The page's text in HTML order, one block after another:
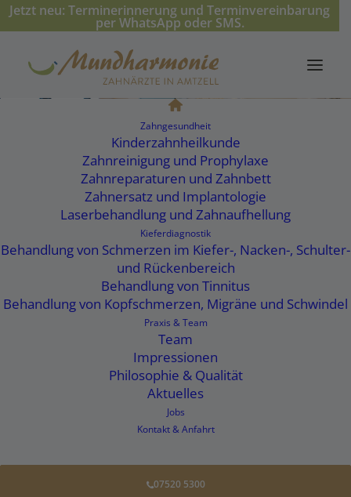
Jetzt neu: Terminerinnerung und Terminvereinbarung
per WhatsApp oder SMS.
Zahngesundheit
Kinderzahnheilkunde
Zahnreinigung und Prophylaxe
Zahnreparaturen und Zahnbett
Zahnersatz und Implantologie
Laserbehandlung und Zahnaufhellung
Kieferdiagnostik
Behandlung von Schmerzen im Kiefer-, Nacken-, Schulter-
und Rückenbereich
Behandlung von Tinnitus
Behandlung von Kopfschmerzen, Migräne und Schwindel
Praxis & Team
Team
Impressionen
Philosophie & Qualität
Aktuelles
Jobs
Kontakt & Anfahrt
07520 5300
Mundharmonie – Zahnärzte in Amtzell
Zahnarzt Weingarten
Mundharmonie ist Ihr Zahnarzt
in der Nähe von Weingarten
info@zahnaerzte-amtzell.de
Unsere Praxis befindet sich im
(Der Eingang befindet sich am Cosner